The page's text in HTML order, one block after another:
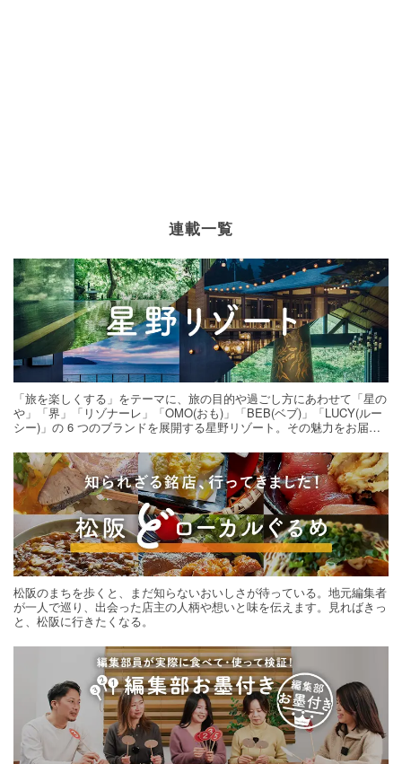
連載一覧
「旅を楽しくする」をテーマに、旅の目的や過ごし方にあわせて「星の
や」「界」「リゾナーレ」「OMO(おも)」「BEB(ベブ)」「LUCY(ルー
シー)」の 6 つのブランドを展開する星野リゾート。その魅力をお届け
松阪のまちを歩くと、まだ知らないおいしさが待っている。地元編集者
が一人で巡り、出会った店主の人柄や想いと味を伝えます。見ればきっ
と、松阪に行きたくなる。